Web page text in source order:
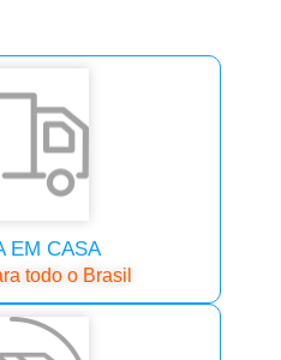
EM CASA
todo o Brasil